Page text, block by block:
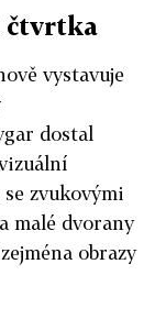
čtvrtka
vystavuje
dostal
zvukovými
malé dvorany
obrazy